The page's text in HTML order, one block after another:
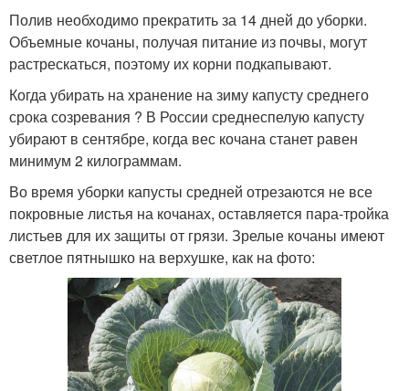
Полив необходимо прекратить за 14 дней до уборки.
Объемные кочаны, получая питание из почвы, могут
растрескаться, поэтому их корни подкапывают.
Когда убирать на хранение на зиму капусту среднего
срока созревания ? В России среднеспелую капусту
убирают в сентябре, когда вес кочана станет равен
минимум 2 килограммам.
Во время уборки капусты средней отрезаются не все
покровные листья на кочанах, оставляется пара-тройка
листьев для их защиты от грязи. Зрелые кочаны имеют
светлое пятнышко на верхушке, как на фото: